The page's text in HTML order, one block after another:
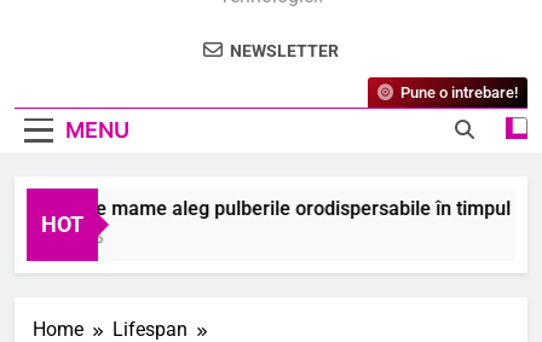
NEWSLETTER
MENU
Pune o intrebare!
HOT
unele mame aleg pulberile orodispersabile în timpul
2026
Home
Lifespan